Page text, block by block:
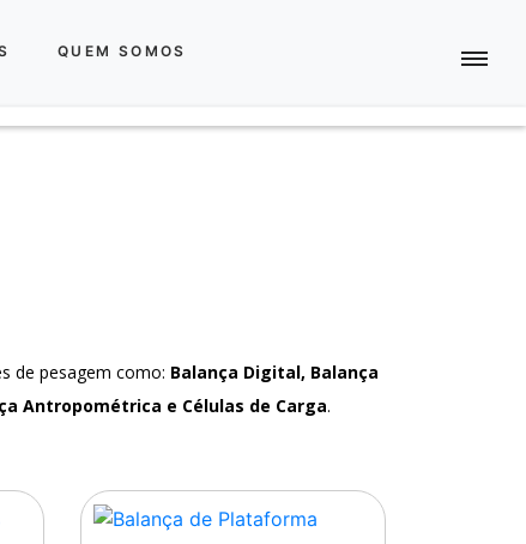
QUEM SOMOS
de pesagem como: Balança Digital, Balança
Antropométrica e Células de Carga.